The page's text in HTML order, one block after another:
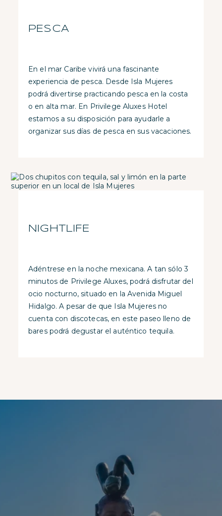
PESCA
En el mar Caribe vivirá una fascinante
experiencia de pesca. Desde Isla Mujeres
podrá divertirse practicando pesca en la costa
o en alta mar. En Privilege Aluxes Hotel
estamos a su disposición para ayudarle a
organizar sus días de pesca en sus vacaciones.
NIGHTLIFE
Adéntrese en la noche mexicana. A tan sólo 3
minutos de Privilege Aluxes, podrá disfrutar del
ocio nocturno, situado en la Avenida Miguel
Hidalgo. A pesar de que Isla Mujeres no
cuenta con discotecas, en este paseo lleno de
bares podrá degustar el auténtico tequila.